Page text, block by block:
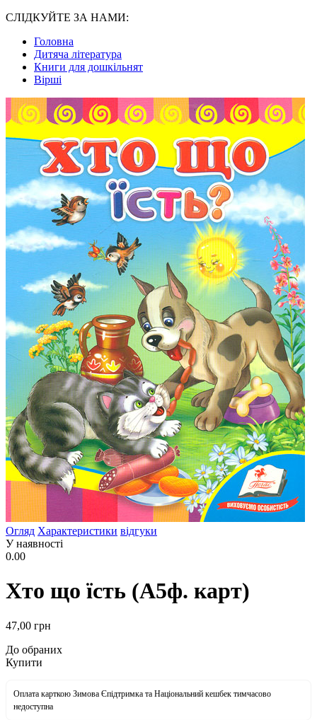
СЛІДКУЙТЕ ЗА НАМИ:
Головна
Дитяча література
Книги для дошкільнят
Вірші
Огляд Характеристики відгуки
У наявності
0.00
Хто що їсть (А5ф. карт)
47,00 грн
До обраних
Купити
Оплата карткою Зимова Єпідтримка та Національний кешбек тимчасово
недоступна